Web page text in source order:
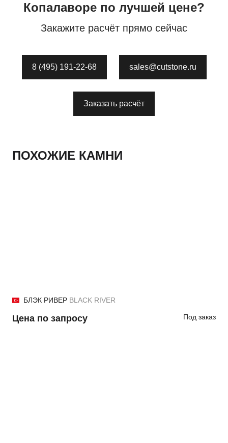
Копалаворе по лучшей цене?
Закажите расчёт прямо сейчас
8 (495) 191-22-68 sales@cutstone.ru
Заказать расчёт
ПОХОЖИЕ КАМНИ
БЛЭК РИВЕР BLACK RIVER
Цена по запросу Под заказ